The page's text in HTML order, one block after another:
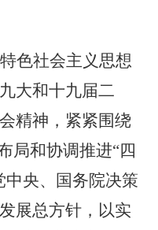
色社会主义思想
大和十九届二
精神，紧紧围绕
局和协调推进“四
中央、国务院决策
展总方针，以实